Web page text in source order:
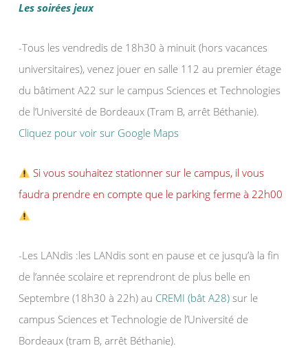
Les soirées jeux
-Tous les vendredis de 18h30 à minuit (hors vacances
universitaires), venez jouer en salle 112 au premier étage
du bâtiment A22 sur le campus Sciences et Technologies
de l’Université de Bordeaux (Tram B, arrêt Béthanie).
Cliquez pour voir sur Google Maps
Si vous souhaitez stationner sur le campus, il vous
faudra prendre en compte que le parking ferme à 22h00
-Les LANdis :les LANdis sont en pause et ce jusqu’à la fin
de l’année scolaire et reprendront de plus belle en
Septembre (18h30 à 22h) au CREMI (bât A28) sur le
campus Sciences et Technologie de l’Université de
Bordeaux (tram B, arrêt Béthanie).